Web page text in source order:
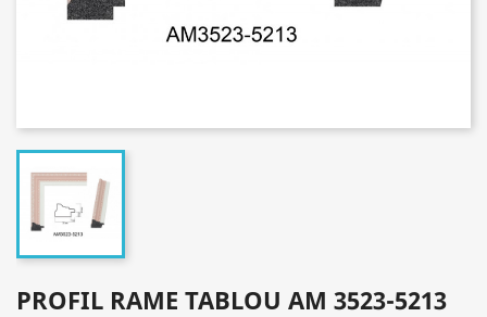
PROFIL RAME TABLOU AM 3523-5213